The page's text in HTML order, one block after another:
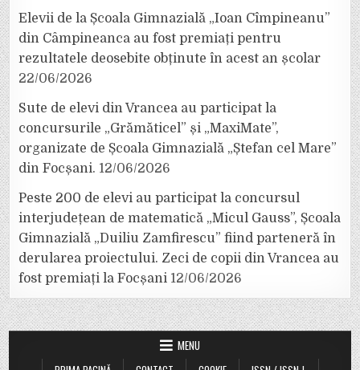
Elevii de la Școala Gimnazială „Ioan Cîmpineanu”
din Câmpineanca au fost premiați pentru
rezultatele deosebite obținute în acest an școlar
22/06/2026
Sute de elevi din Vrancea au participat la
concursurile „Grămăticel” și „MaxiMate”,
organizate de Școala Gimnazială „Ștefan cel Mare”
din Focșani. 12/06/2026
Peste 200 de elevi au participat la concursul
interjudețean de matematică „Micul Gauss”, Școala
Gimnazială „Duiliu Zamfirescu” fiind parteneră în
derularea proiectului. Zeci de copii din Vrancea au
fost premiați la Focșani 12/06/2026
MENU